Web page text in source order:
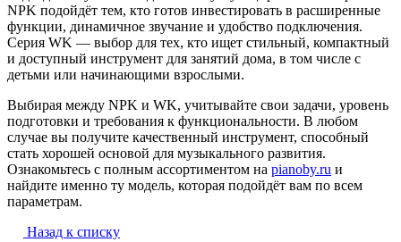
NPK подойдёт тем, кто готов инвестировать в расширенные
функции, динамичное звучание и удобство подключения.
Серия WK — выбор для тех, кто ищет стильный, компактный
и доступный инструмент для занятий дома, в том числе с
детьми или начинающими взрослыми.
Выбирая между NPK и WK, учитывайте свои задачи, уровень
подготовки и требования к функциональности. В любом
случае вы получите качественный инструмент, способный
стать хорошей основой для музыкального развития.
Ознакомьтесь с полным ассортиментом на pianoby.ru и
найдите именно ту модель, которая подойдёт вам по всем
параметрам.
Назад к списку